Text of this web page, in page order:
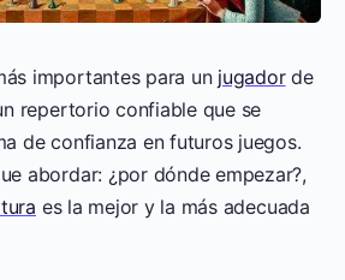
importantes para un jugadorde
repertorio confiable que se
de confianza en futuros juegos.
abordar: ¿por dónde empezar?,
es la mejor y la más adecuada